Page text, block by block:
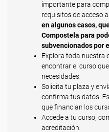
importante para
requisitos de acceso
en algunos casos,
Compostela para
subvencionados por
Explora toda nuestra
encontrar el curso
necesidades.
Solicita tu plaza y
confirma tus datos.
que financian los
Accede a tu curso,
acreditación.